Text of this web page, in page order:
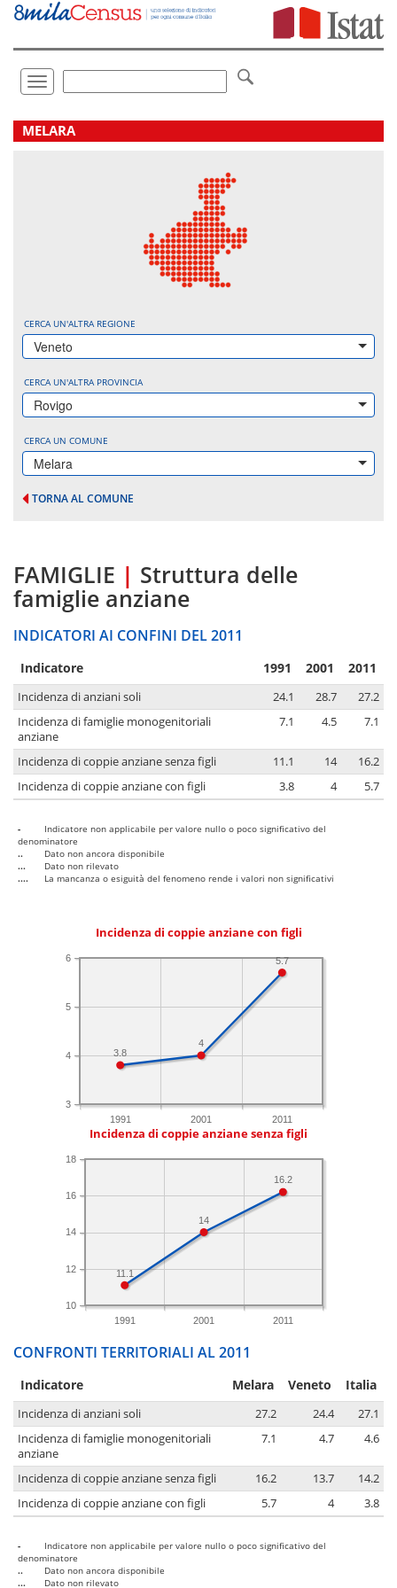
Vai
direttamente
Toggle
navigation
.
MELARA
CERCA UN'ALTRA REGIONE
Veneto
CERCA UN'ALTRA PROVINCIA
Rovigo
CERCA UN COMUNE
Melara
TORNA AL COMUNE
FAMIGLIE | Struttura delle
famiglie anziane
INDICATORI AI CONFINI DEL 2011
Indicatore 1991 2001 2011
Incidenza di anziani soli 24.1 28.7
27.2
Incidenza di famiglie monogenitoriali
anziane
7.1 4.5 7.1
Incidenza di coppie anziane senza figli 11.1 14
16.2
Incidenza di coppie anziane con figli
3.8 4 5.7
-
Indicatore non applicabile per valore nullo o poco significativo del
denominatore
..
Dato non ancora disponibile
...
Dato non rilevato
....
La mancanza o esiguità del fenomeno rende i valori non significativi
Incidenza di coppie anziane con figli
1991 2001 2011
3
4
5
6 5.7
4
3.8
Incidenza di coppie anziane senza figli
1991 2001 2011
10
12
14
16
18
16.2
14
11.1
CONFRONTI TERRITORIALI AL 2011
Indicatore Melara Veneto Italia
Incidenza di anziani soli 27.2 24.4
27.1
Incidenza di famiglie monogenitoriali
anziane
7.1 4.7 4.6
Incidenza di coppie anziane senza figli 16.2 13.7
14.2
Incidenza di coppie anziane con figli
5.7 4 3.8
-
Indicatore non applicabile per valore nullo o poco significativo del
denominatore
..
Dato non ancora disponibile
...
Dato non rilevato